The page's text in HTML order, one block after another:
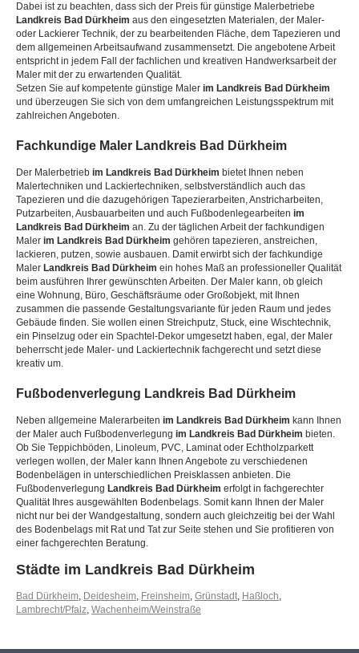
Dabei ist zu beachten, dass sich der Preis für günstige Malerbetriebe
Landkreis Bad Dürkheim aus den eingesetzten Materialen, der Maler-
oder Lackierer Technik, der zu bearbeitenden Fläche, dem Tapezieren und
dem allgemeinen Arbeitsaufwand zusammensetzt. Die angebotene Arbeit
entspricht in jedem Fall der fachlichen und kreativen Handwerksarbeit der
Maler mit der zu erwartenden Qualität.
Setzen Sie auf kompetente günstige Maler im Landkreis Bad Dürkheim
und überzeugen Sie sich von dem umfangreichen Leistungsspektrum mit
zahlreichen Angeboten.
Fachkundige Maler Landkreis Bad Dürkheim
Der Malerbetrieb im Landkreis Bad Dürkheim bietet Ihnen neben
Malertechniken und Lackiertechniken, selbstverständlich auch das
Tapezieren und die dazugehörigen Tapezierarbeiten, Anstricharbeiten,
Putzarbeiten, Ausbauarbeiten und auch Fußbodenlegearbeiten im
Landkreis Bad Dürkheim an. Zu der täglichen Arbeit der fachkundigen
Maler im Landkreis Bad Dürkheim gehören tapezieren, anstreichen,
lackieren, putzen, sowie ausbauen. Damit erwirbt sich der fachkundige
Maler Landkreis Bad Dürkheim ein hohes Maß an professioneller Qualität
beim ausführen Ihrer gewünschten Arbeiten. Der Maler kann, ob gleich
eine Wohnung, Büro, Geschäftsräume oder Großobjekt, mit Ihnen
zusammen die passende Gestaltungsvariante für jeden Raum und jedes
Gebäude finden. Sie wollen einen Streichputz, Stuck, eine Wischtechnik,
ein Pinselzug oder ein Spachtel-Dekor umgesetzt haben, egal, der Maler
beherrscht jede Maler- und Lackiertechnik fachgerecht und setzt diese
kreativ um.
Fußbodenverlegung Landkreis Bad Dürkheim
Neben allgemeine Malerarbeiten im Landkreis Bad Dürkheim kann Ihnen
der Maler auch Fußbodenverlegung im Landkreis Bad Dürkheim bieten.
Ob Sie Teppichböden, Linoleum, PVC, Laminat oder Echtholzparkett
verlegen wollen, der Maler kann Ihnen Angebote zu verschiedenen
Bodenbelägen in unterschiedlichen Preisklassen anbieten. Die
Fußbodenverlegung Landkreis Bad Dürkheim erfolgt in fachgerechter
Qualität Ihres ausgewählten Bodenbelags. Somit kann Ihnen der Maler
nicht nur bei der Wandgestaltung, sondern auch gleichzeitig bei der Wahl
des Bodenbelags mit Rat und Tat zur Seite stehen und Sie profitieren von
einer fachgerechten Beratung.
Städte im Landkreis Bad Dürkheim
Bad Dürkheim, Deidesheim, Freinsheim, Grünstadt, Haßloch,
Lambrecht/Pfalz, Wachenheim/Weinstraße